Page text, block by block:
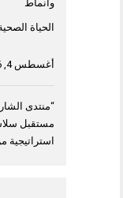
وأنماط
الحياة
أغسطس 4, 2026
مستقبل
استراتيجية